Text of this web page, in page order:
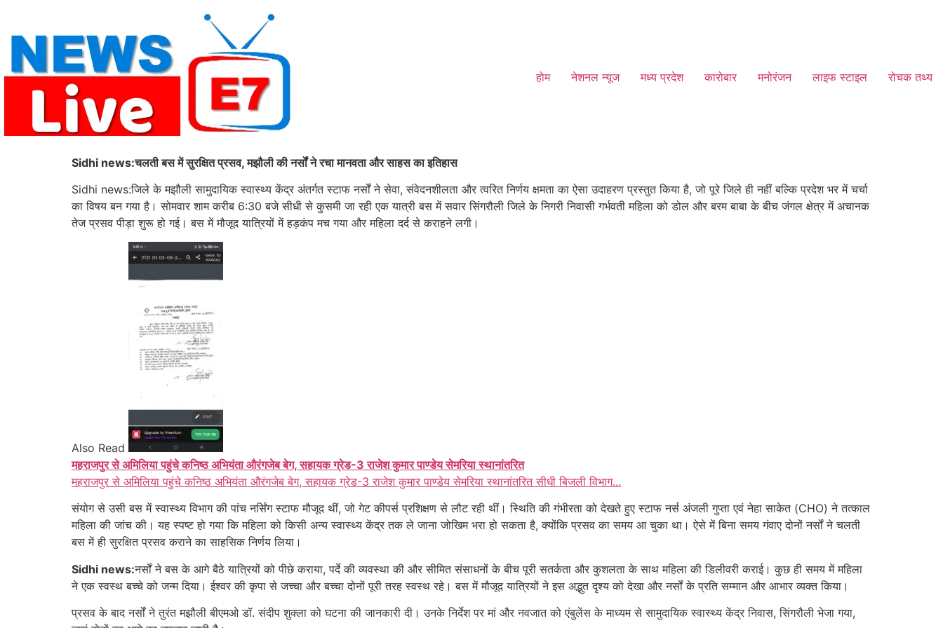
content
होम नेशनल न्यूज मध्य प्रदेश कारोबार मनोरंजन लाइफ स्टाइल रोचक तथ्य
Sidhi news:चलती बस में सुरक्षित प्रसव, मझौली की नर्सों ने रचा मानवता और साहस का इतिहास
Sidhi news:जिले के मझौली सामुदायिक स्वास्थ्य केंद्र अंतर्गत स्टाफ नर्सों ने सेवा, संवेदनशीलता और त्वरित निर्णय क्षमता का ऐसा उदाहरण प्रस्तुत किया है, जो पूरे जिले ही नहीं बल्कि प्रदेश भर में चर्चा
का विषय बन गया है। सोमवार शाम करीब 6:30 बजे सीधी से कुसमी जा रही एक यात्री बस में सवार सिंगरौली जिले के निगरी निवासी गर्भवती महिला को डोल और बरम बाबा के बीच जंगल क्षेत्र में अचानक
तेज प्रसव पीड़ा शुरू हो गई। बस में मौजूद यात्रियों में हड़कंप मच गया और महिला दर्द से कराहने लगी।
Also Read
महराजपुर से अमिलिया पहुंचे कनिष्ठ अभियंता औरंगजेब बेग, सहायक ग्रेड-3 राजेश कुमार पाण्डेय सेमरिया स्थानांतरित
महराजपुर से अमिलिया पहुंचे कनिष्ठ अभियंता औरंगजेब बेग, सहायक ग्रेड-3 राजेश कुमार पाण्डेय सेमरिया स्थानांतरित सीधी बिजली विभाग...
संयोग से उसी बस में स्वास्थ्य विभाग की पांच नर्सिंग स्टाफ मौजूद थीं, जो गेट कीपर्स प्रशिक्षण से लौट रही थीं। स्थिति की गंभीरता को देखते हुए स्टाफ नर्स अंजली गुप्ता एवं नेहा साकेत (CHO) ने तत्काल
महिला की जांच की। यह स्पष्ट हो गया कि महिला को किसी अन्य स्वास्थ्य केंद्र तक ले जाना जोखिम भरा हो सकता है, क्योंकि प्रसव का समय आ चुका था। ऐसे में बिना समय गंवाए दोनों नर्सों ने चलती
बस में ही सुरक्षित प्रसव कराने का साहसिक निर्णय लिया।
Sidhi news:नर्सों ने बस के आगे बैठे यात्रियों को पीछे कराया, पर्दे की व्यवस्था की और सीमित संसाधनों के बीच पूरी सतर्कता और कुशलता के साथ महिला की डिलीवरी कराई। कुछ ही समय में महिला
ने एक स्वस्थ बच्चे को जन्म दिया। ईश्वर की कृपा से जच्चा और बच्चा दोनों पूरी तरह स्वस्थ रहे। बस में मौजूद यात्रियों ने इस अद्भुत दृश्य को देखा और नर्सों के प्रति सम्मान और आभार व्यक्त किया।
प्रसव के बाद नर्सों ने तुरंत मझौली बीएमओ डॉ. संदीप शुक्ला को घटना की जानकारी दी। उनके निर्देश पर मां और नवजात को एंबुलेंस के माध्यम से सामुदायिक स्वास्थ्य केंद्र निवास, सिंगरौली भेजा गया,